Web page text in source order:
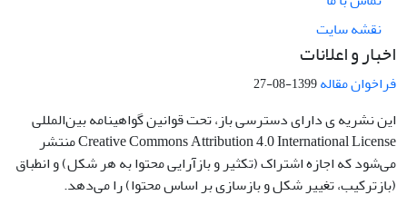
نقشه سایت
اخبار و اعلانات
فراخوان مقاله1399-08-27
این نشریه ی دارای دسترسی باز، تحت قوانین گواهینامه بین‌المللی
Creative Commons Attribution 4.0 International License منتشر
می‌شود که اجازه اشتراک (تکثیر و بازآرایی محتوا به هر شکل) و انطباق
(بازترکیب، تغییر شکل و بازسازی بر اساس محتوا) را می‌دهد.